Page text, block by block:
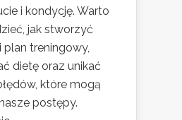
i kondycję. Warto
jak stworzyć
treningowy,
dietę oraz unikać
które mogą
postępy.